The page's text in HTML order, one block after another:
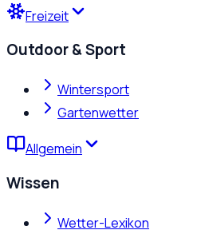
Freizeit
Outdoor & Sport
Wintersport
Gartenwetter
Allgemein
Wissen
Wetter-Lexikon